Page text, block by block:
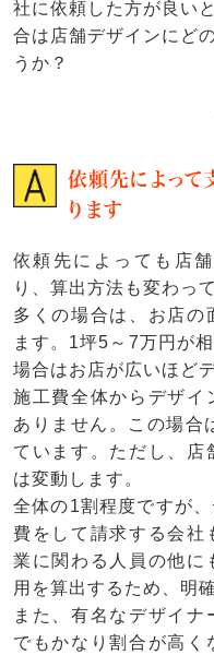
社に依頼した方が良い
合は店舗デザインにど
うか？
依頼先によって
ります
依頼先によっても店
り、算出方法も変わっ
多くの場合は、お店の
ます。1坪5～7万円が
場合はお店が広いほど
施工費全体からデザイ
ありません。この場合
ています。ただし、店
は変動します。
全体の1割程度ですが
費をして請求する会社
業に関わる人員の他に
用を算出するため、明
また、有名なデザイ
でもかなり割合が高く